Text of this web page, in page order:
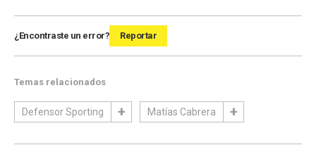
¿Encontraste un error? Reportar
Temas relacionados
Defensor Sporting Matías Cabrera